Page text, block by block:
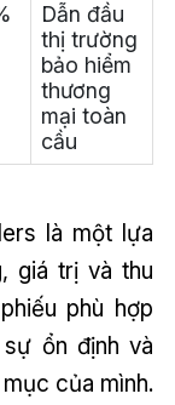
Dẫn đầu
thị trường
bảo hiểm
thương
mại toàn
cầu
là một lựa
giá trị và thu
phù hợp
ổn định và
của mình.